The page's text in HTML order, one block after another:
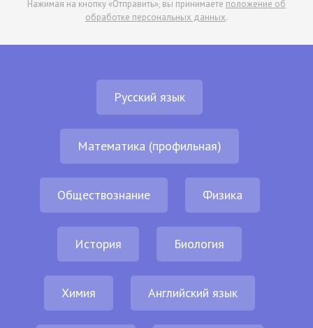
Нажимая на кнопку «Отправить», вы принимаете положение об
обработке персональных данных.
Русский язык
Математика (профильная)
Обществознание Физика
История Биология
Химия Английский язык